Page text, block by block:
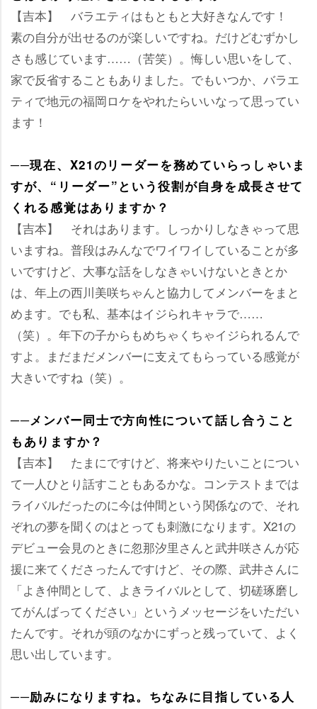
【吉本】 バラエティはもともと大好きなんです！
素の自分が出せるのが楽しいですね。だけどむずかし
さも感じています……（苦笑）。悔しい思いをして、
家で反省することもありました。でもいつか、バラエ
ティで地元の福岡ロケをやれたらいいなって思ってい
ます！
──現在、X21のリーダーを務めていらっしゃいま
すが、“リーダー”という役割が自身を成長させて
くれる感覚はありますか？
【吉本】 それはあります。しっかりしなきゃって思
いますね。普段はみんなでワイワイしていることが多
いですけど、大事な話をしなきゃいけないときとか
は、年上の西川美咲ちゃんと協力してメンバーをまと
めます。でも私、基本はイジられキャラで……
（笑）。年下の子からもめちゃくちゃイジられるんで
すよ。まだまだメンバーに支えてもらっている感覚が
大きいですね（笑）。
──メンバー同士で方向性について話し合うこと
もありますか？
【吉本】 たまにですけど、将来やりたいことについ
て一人ひとり話すこともあるかな。コンテストまでは
ライバルだったのに今は仲間という関係なので、それ
ぞれの夢を聞くのはとっても刺激になります。X21の
デビュー会見のときに忽那汐里さんと武井咲さんが応
援に来てくださったんですけど、その際、武井さんに
「よき仲間として、よきライバルとして、切磋琢磨し
てがんばってください」というメッセージをいただい
たんです。それが頭のなかにずっと残っていて、よく
思い出しています。
──励みになりますね。ちなみに目指している人